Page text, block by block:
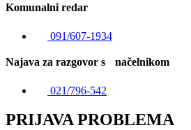
Komunalni redar
091/607-1934
Najava za razgovor s načelnikom
021/796-542
PRIJAVA PROBLEMA